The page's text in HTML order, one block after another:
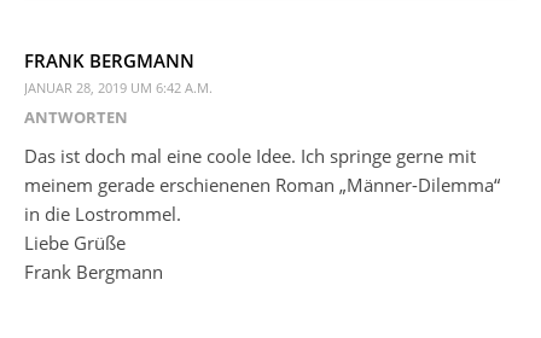
FRANK BERGMANN
JANUAR 28, 2019 UM 6:42 A.M.
ANTWORTEN
Das ist doch mal eine coole Idee. Ich springe gerne mit
meinem gerade erschienenen Roman „Männer-Dilemma“
in die Lostrommel.
Liebe Grüße
Frank Bergmann